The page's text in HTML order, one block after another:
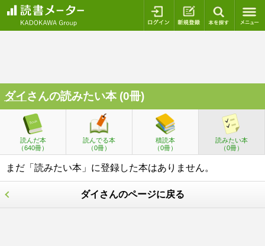
ログイン 新規登録
ダイさんの読みたい本 (0冊)
読んだ本
（640冊）
読んでる本
（0冊）
積読本
（0冊）
読みたい本
（0冊）
まだ「読みたい本」に登録した本はありません。
ダイさんのページに戻る